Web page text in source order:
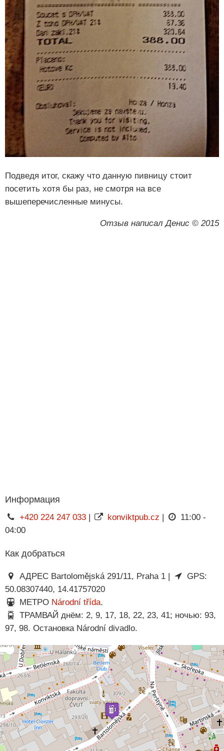
Подведя итог, скажу что данную пивницу стоит
посетить хотя бы раз, не смотря на все
вышеперечисленные минусы.
Отзыв написал Денис © 2015
Информация
+420 224 247 033| konviktpub.cz |
11:00 -
04:00
Как добраться
АДРЕС Bartolomějská 291/11, Praha 1 |
GPS:
50.08307440, 14.41757020
МЕТРО Národní třída.
ТРАМВАЙ днём: 2, 9, 17, 18, 22, 23, 41; ночью: 93,
97, 98. Остановка Národní divadlo.